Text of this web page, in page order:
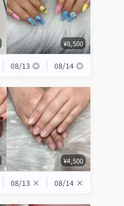
¥8,500
08/13 ◎ 08/14 ◎
¥4,500
08/13 × 08/14 ×